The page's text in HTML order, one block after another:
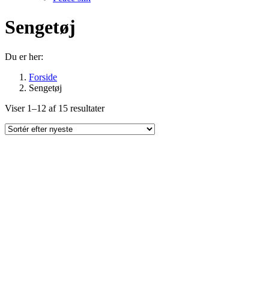
Sengetøj
Du er her:
Forside
Sengetøj
Viser 1–12 af 15 resultaterSorteret